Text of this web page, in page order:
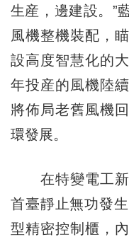
生産，邊建設。”
風機整機裝配，
設高度智慧化的
年投産的風機陸
將佈局老舊風機
環發展。
在特變電工新
首臺靜止無功發
型精密控制櫃，